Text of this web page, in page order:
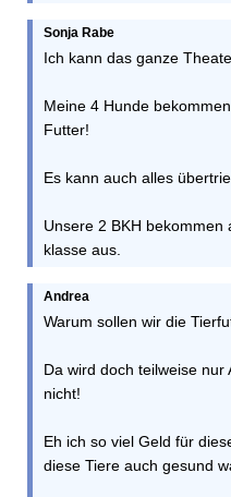
Sonja Rabe
Ich kann das ganze
Meine 4 Hunde
Futter!
Es kann auch alles
Unsere 2 BKH
klasse aus.
Andrea
Warum sollen wir die
Da wird doch teilweise
nicht!
Eh ich so viel Geld für
diese Tiere auch gesund